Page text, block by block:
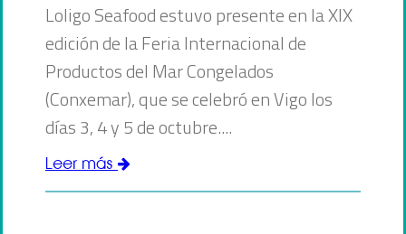
Loligo Seafood estuvo presente en la XIX
edición de la Feria Internacional de
Productos del Mar Congelados
(Conxemar), que se celebró en Vigo los
días 3, 4 y 5 de octubre....
Leer más